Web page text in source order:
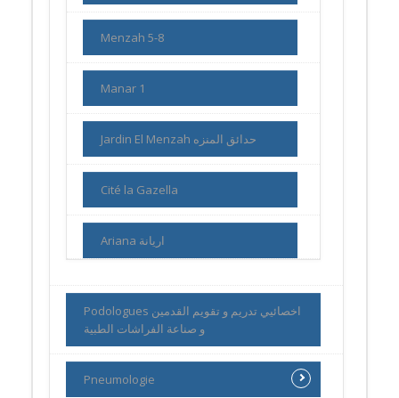
Menzah 5-8
Manar 1
Jardin El Menzah حدائق المنزه
Cité la Gazella
Ariana اريانة
Podologues اخصائيي تدريم و تقويم القدمين
و صناعة الفراشات الطبية
Pneumologie